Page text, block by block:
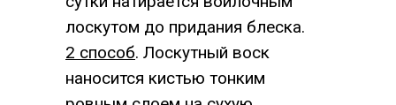
лоскутом до придания блеска.
2 способ. Лоскутный воск
наносится кистью тонким